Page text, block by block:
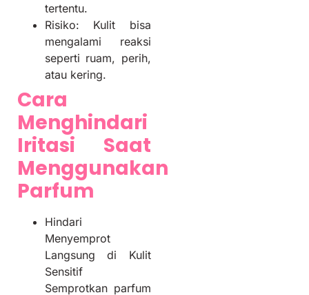
tertentu.
Risiko: Kulit bisa
mengalami reaksi
seperti ruam, perih,
atau kering.
Cara
Menghindari
Iritasi Saat
Menggunakan
Parfum
Hindari
Menyemprot
Langsung di Kulit
Sensitif
Semprotkan parfum